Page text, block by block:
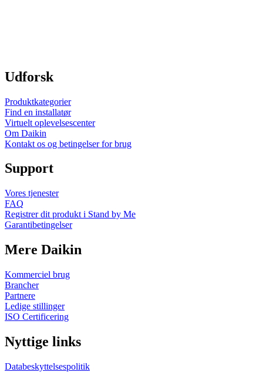
Udforsk
Produktkategorier
Find en installatør
Virtuelt oplevelsescenter
Om Daikin
Kontakt os og betingelser for brug
Support
Vores tjenester
FAQ
Registrer dit produkt i Stand by Me
Garantibetingelser
Mere Daikin
Kommerciel brug
Brancher
Partnere
Ledige stillinger
ISO Certificering
Nyttige links
Databeskyttelsespolitik